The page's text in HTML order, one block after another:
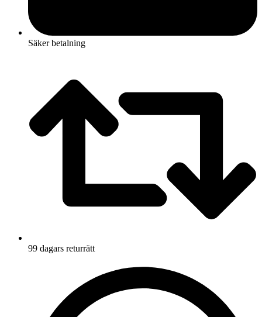
Säker betalning
99 dagars returrätt